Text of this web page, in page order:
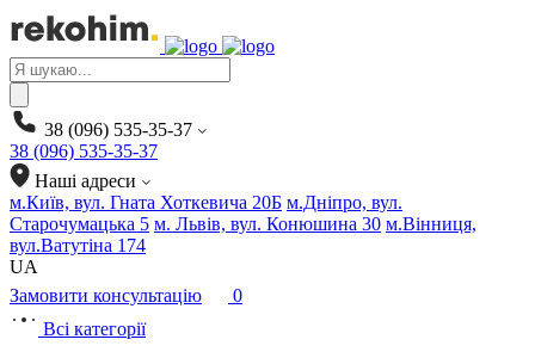
Products
search
38 (096) 535-35-37
38 (096) 535-35-37
Наші адреси
м.Київ, вул. Гната Хоткевича 20Б м.Дніпро, вул.
Старочумацька 5 м. Львів, вул. Конюшина 30 м.Вінниця,
вул.Ватутіна 174
UA
Замовити консультацію
0
Всі категорії